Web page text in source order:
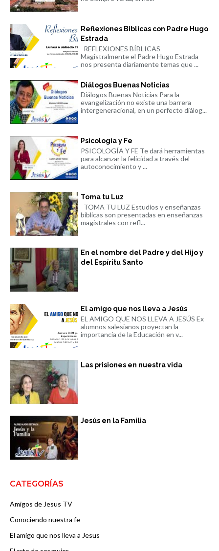
Reflexiones Biblicas con Padre Hugo
Estrada
REFLEXIONES BÍBLICAS
Magistralmente el Padre Hugo Estrada
nos presenta diariamente temas que ...
Diálogos Buenas Noticias
Diálogos Buenas Noticias Para la
evangelización no existe una barrera
intergeneracional, en un perfecto diálog...
Psicología y Fe
PSICOLOGÍA Y FE Te dará herramientas
para alcanzar la felicidad a través del
autoconocimiento y ...
Toma tu Luz
TOMA TU LUZ Estudios y enseñanzas
bíblicas son presentadas en enseñanzas
magistrales con refl...
En el nombre del Padre y del Hijo y
del Espíritu Santo
El amigo que nos lleva a Jesús
EL AMIGO QUE NOS LLEVA A JESÚS Ex
alumnos salesianos proyectan la
importancia de la Educación en v...
Las prisiones en nuestra vida
Jesús en la Familia
CATEGORÍAS
Amigos de Jesus TV
Conociendo nuestra fe
El amigo que nos lleva a Jesus